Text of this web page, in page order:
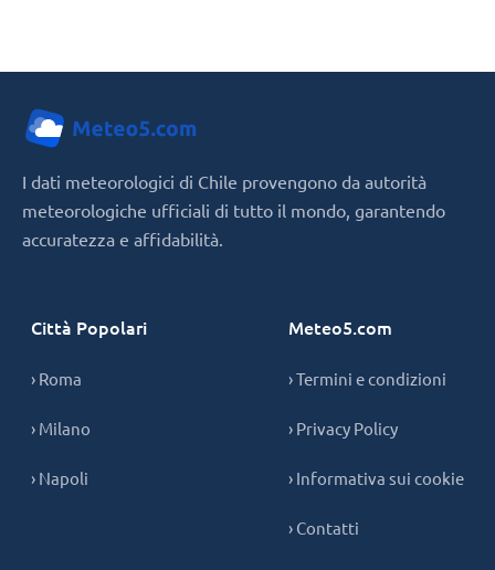
I dati meteorologici di Chile provengono da autorità
meteorologiche ufficiali di tutto il mondo, garantendo
accuratezza e affidabilità.
Città Popolari
› Roma
› Milano
› Napoli
Meteo5.com
› Termini e condizioni
› Privacy Policy
› Informativa sui cookie
› Contatti